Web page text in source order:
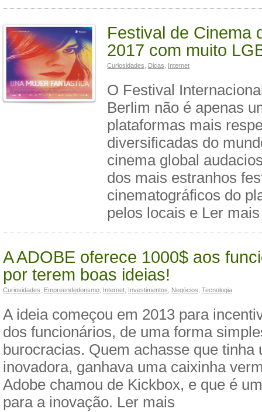
Festival de Cinema
2017 com muito
Curiosidades Dicas Internet
O Festival
Berlim não é apenas
plataformas mais
diversificadas do
cinema global
dos mais estranhos
cinematográficos do
pelos locais e Ler mais
A ADOBE oferece 1000$ aos
por terem boas ideias!
Curiosidades Empreendedorismo Internet Investimentos Negócios Tecnologia
A ideia começou em 2013 para
dos funcionários, de uma forma
burocracias. Quem achasse que tinha
inovadora, ganhava uma caixinha
Adobe chamou de Kickbox, e que é
para a inovação. Ler mais